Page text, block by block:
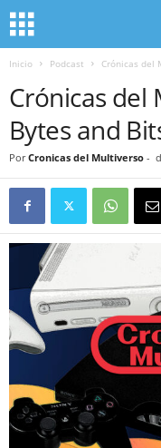
Inicio Podcast Crónicas del
Crónicas del
Bytes and
Por Cronicas del Multiverso -